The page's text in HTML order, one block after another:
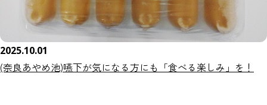
2025.10.01
(奈良あやめ池)嚥下が気になる方にも「食べる楽しみ」を！